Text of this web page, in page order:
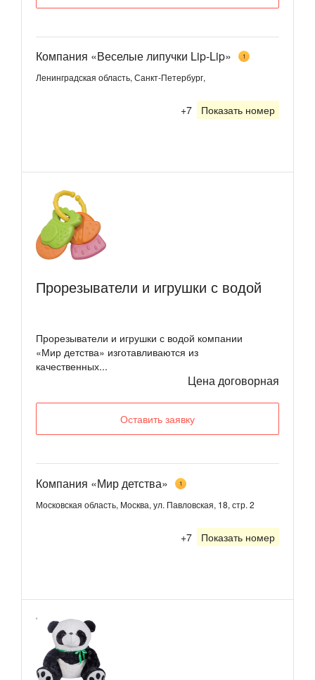
Компания «Веселые липучки Lip-Lip» 1
Ленинградская область, Санкт-Петербург,
+7 Показать номер
Прорезыватели и игрушки с водой
Прорезыватели и игрушки с водой компании
«Мир детства» изготавливаются из
качественных...
Цена договорная
Оставить заявку
Компания «Мир детства» 1
Московская область, Москва, ул. Павловская, 18, стр. 2
+7 Показать номер